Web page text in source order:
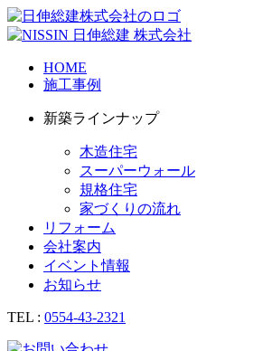
HOME
施工事例
新築ラインナップ
木造住宅
スーパーウォール
規格住宅
家づくりの流れ
リフォーム
会社案内
イベント情報
お知らせ
TEL : 0554-43-2321